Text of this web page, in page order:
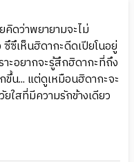
ดว่าพยายามจะไม่
ซึเห็นฮิดากะดีดเปียโนอยู่
ะอยากจะรู้สึกฮิดากะที่ถึง
น... แต่ดูเหมือนฮิดากะจะ
ใสที่มีความรักข้างเดียว